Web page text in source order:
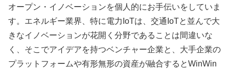
オープン・イノベーションを個人的にお手伝いをしていま
す。エネルギー業界、特に電力IoTは、交通IoTと並んで大
きなイノベーションが花開く分野であることは間違いな
く、そこでアイデアを持つベンチャー企業と、大手企業の
プラットフォームや有形無形の資産が融合するとWinWin